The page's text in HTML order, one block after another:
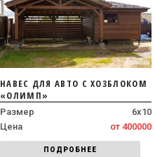
НАВЕС ДЛЯ АВТО С ХОЗБЛОКОМ
«ОЛИМП»
Размер
6х10
Цена
от 400000
ПОДРОБНЕЕ